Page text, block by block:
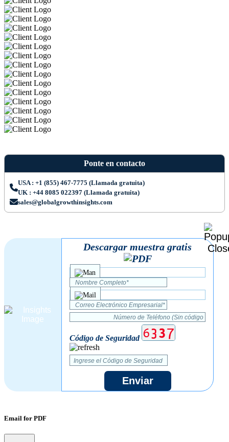
Ponte en contacto
USA : +1 (855) 467-7775 (Llamada gratuita)
UK : +44 8085 022397 (Llamada gratuita)
sales@globalgrowthinsights.com
Descargar muestra gratis
Código de Seguridad
Enviar
Email for PDF